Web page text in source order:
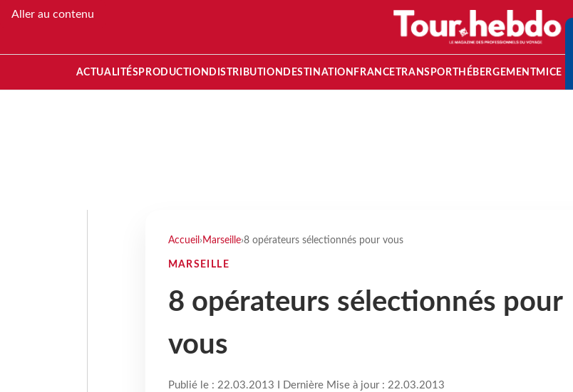
Aller au contenu
ACTUALITÉS PRODUCTION DISTRIBUTION DESTINATION FRANCETRANSPORT HÉBERGEMENTMICE
Accueil › Marseille›8 opérateurs sélectionnés pour vous
MARSEILLE
8 opérateurs sélectionnés pour
vous
Publié le : 22.03.2013 I Dernière Mise à jour : 22.03.2013